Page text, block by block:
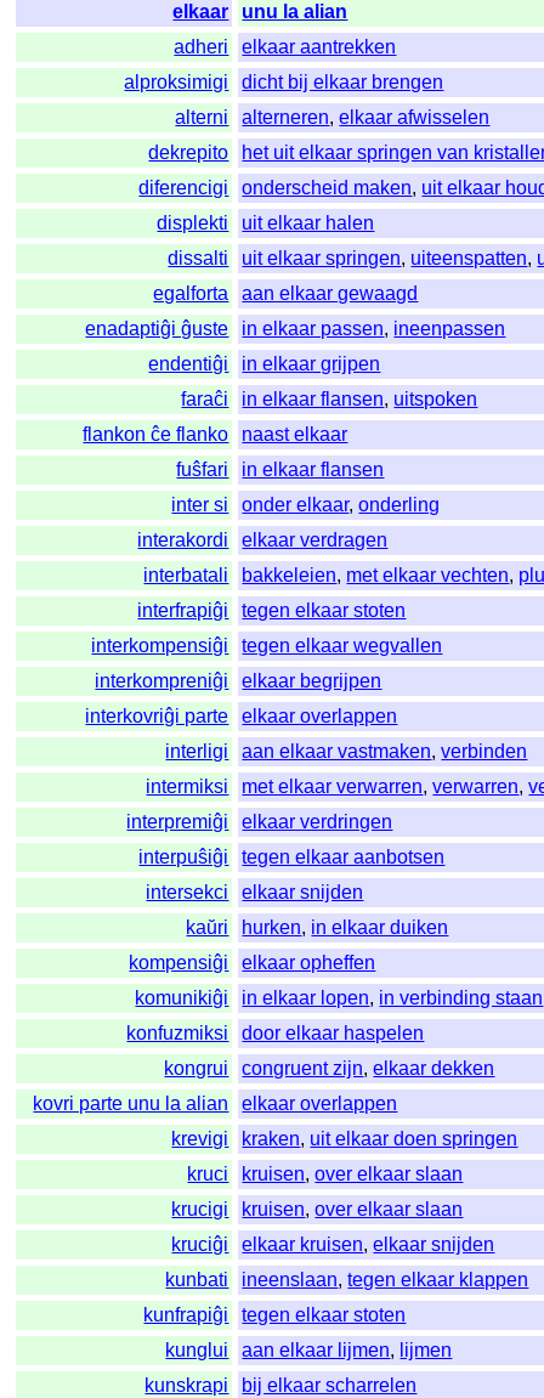
elkaar
unu la alian
adheri
elkaar aantrekken
alproksimigi
dicht bij elkaar brengen
alterni
alterneren,elkaar afwisselen
dekrepito
het uit elkaar springen van
diferencigi
onderscheid maken, uit elkaar
displekti
uit elkaar halen
dissalti
uit elkaar springen, uiteenspatten,
egalforta
aan elkaar gewaagd
enadaptiĝi ĝuste
in elkaar passen, ineenpassen
endentiĝi
in elkaar grijpen
faraĉi
in elkaar flansen, uitspoken
flankon ĉe flanko
naast elkaar
fuŝfari
in elkaar flansen
inter si
onder elkaar,onderling
interakordi
elkaar verdragen
interbatali
bakkeleien, met elkaar vechten,
interfrapiĝi
tegen elkaar stoten
interkompensiĝi
tegen elkaar wegvallen
interkompreniĝi
elkaar begrijpen
interkovriĝi parte
elkaar overlappen
interligi
aan elkaar vastmaken,verbinden
intermiksi
met elkaar verwarren,verwarren,
interpremiĝi
elkaar verdringen
interpuŝiĝi
tegen elkaar aanbotsen
intersekci
elkaar snijden
kaŭri
hurken, in elkaar duiken
kompensiĝi
elkaar opheffen
komunikiĝi
in elkaar lopen, in verbinding staan
konfuzmiksi
door elkaar haspelen
kongrui
congruent zijn,elkaar dekken
kovri parte unu la alian
elkaar overlappen
krevigi
kraken, uit elkaar doen springen
kruci
kruisen,over elkaar slaan
krucigi
kruisen,over elkaar slaan
kruciĝi
elkaar kruisen,elkaar snijden
kunbati
ineenslaan,tegen elkaar klappen
kunfrapiĝi
tegen elkaar stoten
kunglui
aan elkaar lijmen, lijmen
kunskrapi
bij elkaar scharrelen